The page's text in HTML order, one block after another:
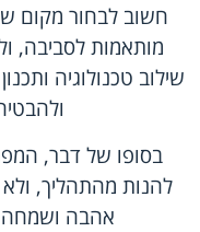
חשוב לבחור מקום
מותאמות לסביבה,
שילוב טכנולוגיה
בסופו של דבר,
להנות מהתהליך,
אהבה ושמחה